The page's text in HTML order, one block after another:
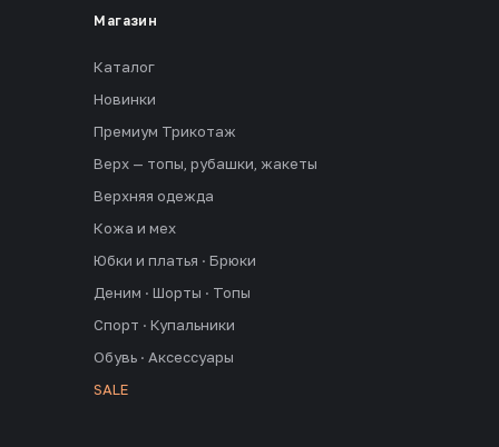
Магазин
Каталог
Новинки
Премиум Трикотаж
Верх — топы, рубашки, жакеты
Верхняя одежда
Кожа и мех
Юбки и платья · Брюки
Деним · Шорты · Топы
Спорт · Купальники
Обувь · Аксессуары
SALE